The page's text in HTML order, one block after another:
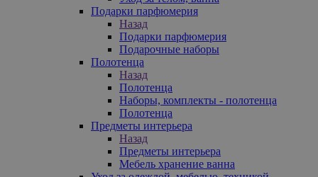
Подарки парфюмерия
Назад
Подарки парфюмерия
Подарочные наборы
Полотенца
Назад
Полотенца
Наборы, комплекты - полотенца
Полотенца
Предметы интерьера
Назад
Предметы интерьера
Мебель хранение ванна